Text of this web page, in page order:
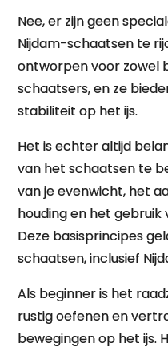
Nee, er zijn geen
Nijdam-schaatsen te
ontworpen voor zowel
schaatsers, en ze
stabiliteit op het ijs.
Het is echter altijd
van het schaatsen te
van je evenwicht, het
houding en het
Deze basisprincipes
schaatsen, inclusief
Als beginner is het
rustig oefenen en
bewegingen op het ijs.